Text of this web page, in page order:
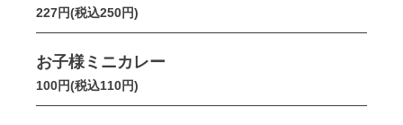
227円(税込250円)
お子様ミニカレー
100円(税込110円)